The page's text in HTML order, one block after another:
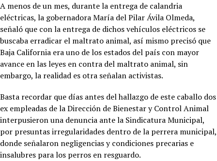
A menos de un mes, durante la entrega de calandria
eléctricas, la gobernadora María del Pilar Ávila Olmeda,
señaló que con la entrega de dichos vehículos eléctricos se
buscaba erradicar el maltrato animal, así mismo precisó que
Baja California era uno de los estados del país con mayor
avance en las leyes en contra del maltrato animal, sin
embargo, la realidad es otra señalan activistas.
Basta recordar que días antes del hallazgo de este caballo dos
ex empleadas de la Dirección de Bienestar y Control Animal
interpusieron una denuncia ante la Sindicatura Municipal,
por presuntas irregularidades dentro de la perrera municipal,
donde señalaron negligencias y condiciones precarias e
insalubres para los perros en resguardo.